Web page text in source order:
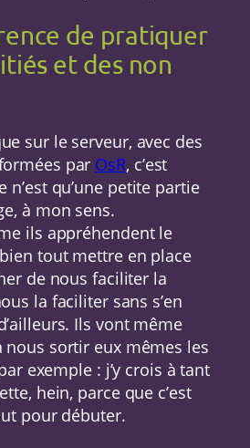
de pratiquer
et des non
sur le serveur, avec des
par OsR, c’est
n’est qu’une petite partie
à mon sens.
ils appréhendent le
tout mettre en place
de nous faciliter la
la faciliter sans s’en
Ils vont même
nous sortir eux mêmes les
exemple : j’y crois à tant
hein, parce que c’est
pour débuter.